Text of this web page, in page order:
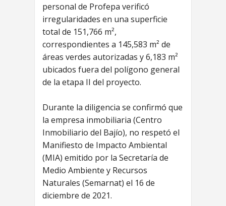
personal de Profepa verificó
irregularidades en una superficie
total de 151,766 m²,
correspondientes a 145,583 m² de
áreas verdes autorizadas y 6,183 m²
ubicados fuera del polígono general
de la etapa II del proyecto.
Durante la diligencia se confirmó que
la empresa inmobiliaria (Centro
Inmobiliario del Bajío), no respetó el
Manifiesto de Impacto Ambiental
(MIA) emitido por la Secretaría de
Medio Ambiente y Recursos
Naturales (Semarnat) el 16 de
diciembre de 2021.